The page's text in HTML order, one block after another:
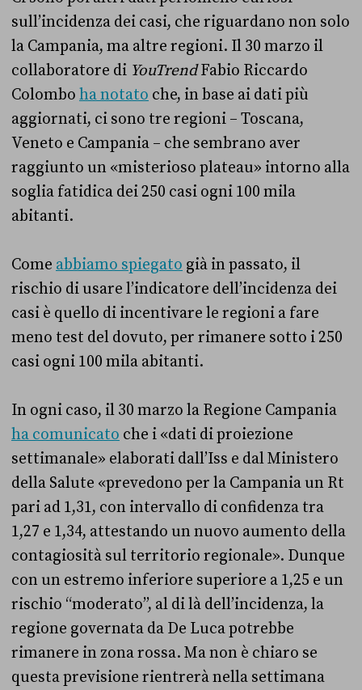
sull’incidenza dei casi, che riguardano non solo
la Campania, ma altre regioni. Il 30 marzo il
collaboratore di YouTrendFabio Riccardo
Colombo ha notato che, in base ai dati più
aggiornati, ci sono tre regioni – Toscana,
Veneto e Campania – che sembrano aver
raggiunto un «misterioso plateau» intorno alla
soglia fatidica dei 250 casi ogni 100 mila
abitanti.
Come abbiamo spiegato già in passato, il
rischio di usare l’indicatore dell’incidenza dei
casi è quello di incentivare le regioni a fare
meno test del dovuto, per rimanere sotto i 250
casi ogni 100 mila abitanti.
In ogni caso, il 30 marzo la Regione Campania
ha comunicato che i «dati di proiezione
settimanale» elaborati dall’Iss e dal Ministero
della Salute «prevedono per la Campania un Rt
pari ad 1,31, con intervallo di confidenza tra
1,27 e 1,34, attestando un nuovo aumento della
contagiosità sul territorio regionale». Dunque
con un estremo inferiore superiore a 1,25 e un
rischio “moderato”, al di là dell’incidenza, la
regione governata da De Luca potrebbe
rimanere in zona rossa. Ma non è chiaro se
questa previsione rientrerà nella settimana